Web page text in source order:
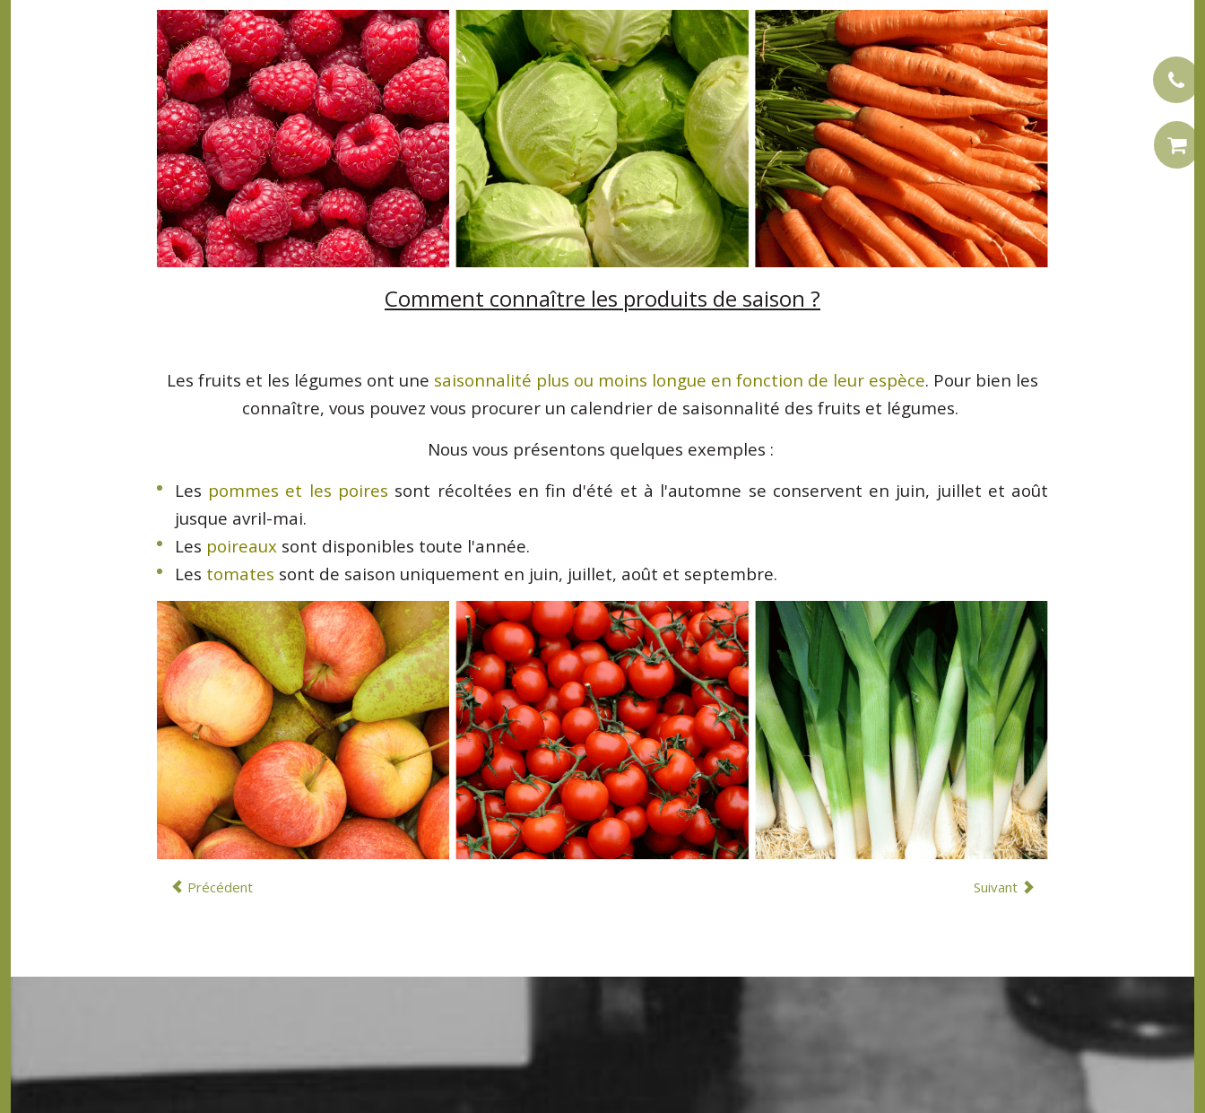
Comment connaître les produits de saison ?
Les fruits et les légumes ont une saisonnalité plus ou moins longue en fonction de leur espèce. Pour bien les
connaître, vous pouvez vous procurer un calendrier de saisonnalité des fruits et légumes.
Nous vous présentons quelques exemples :
Les pommes et les poires sont récoltées en fin d'été et à l'automne se conservent en juin, juillet et août
jusque avril-mai.
Les poireauxsont disponibles toute l'année.
Les tomates sont de saison uniquement en juin, juillet, août et septembre.
Précédent Suivant